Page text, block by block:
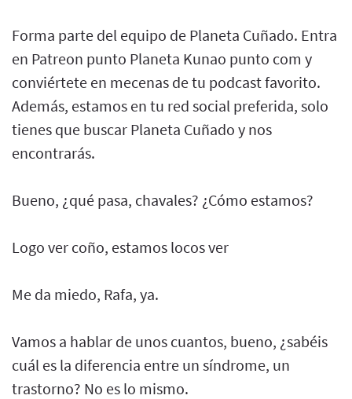
Forma parte del equipo de Planeta Cuñado. Entra
en Patreon punto Planeta Kunao punto com y
conviértete en mecenas de tu podcast favorito.
Además, estamos en tu red social preferida, solo
tienes que buscar Planeta Cuñado y nos
encontrarás.
Bueno, ¿qué pasa, chavales? ¿Cómo estamos?
Logo ver coño, estamos locos ver
Me da miedo, Rafa, ya.
Vamos a hablar de unos cuantos, bueno, ¿sabéis
cuál es la diferencia entre un síndrome, un
trastorno? No es lo mismo.